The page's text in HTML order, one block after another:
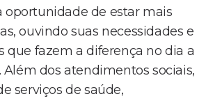
oportunidade de estar mais
ouvindo suas necessidades e
que fazem a diferença no dia a
Além dos atendimentos sociais,
serviços de saúde,